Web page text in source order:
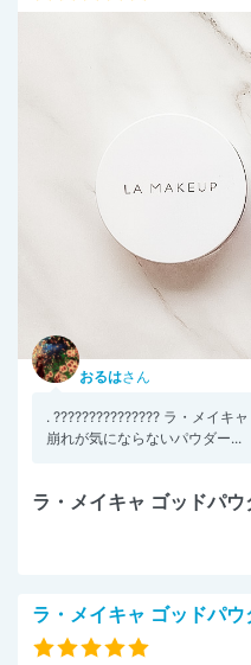
おるはさん
. ??????????????? ラ・メイ
崩れが気にならないパウダー...
ラ・メイキャ ゴッドパウ
ラ・メイキャ ゴッドパウ